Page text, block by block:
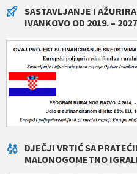
SASTAVLJANJE I
IVANKOVO OD 2019. –
DJEČJI VRTIĆ SA
MALONOGOMETNO